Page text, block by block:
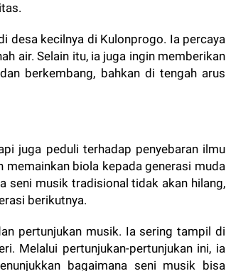
desa kecilnya di Kulonprogo. Ia percaya
air. Selain itu, ia juga ingin memberikan
berkembang, bahkan di tengah arus
juga peduli terhadap penyebaran ilmu
biola kepada generasi muda
seni musik tradisional tidak akan hilang,
berikutnya.
pertunjukan musik. Ia sering tampil di
Melalui pertunjukan-pertunjukan ini, ia
bagaimana seni musik bisa